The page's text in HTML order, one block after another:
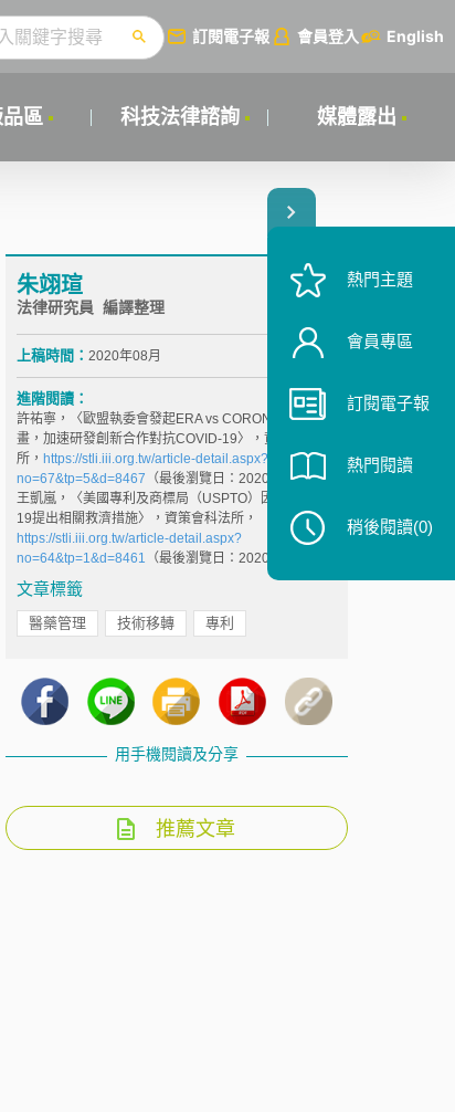
訂閱電子報 會員登入 English
區 科技法律諮詢 媒體露出
朱翊瑄
法律研究員 編譯整理
上稿時間： 2020年08月
進階閱讀：
許祐寧，〈歐盟執委會發起ERA vs CORONA行動計
畫，加速研發創新合作對抗COVID-19〉，資策會科法
所， https://stli.iii.org.tw/article-detail.aspx?
no=67&tp=5&d=8467 （最後瀏覽日：2020/7/28）。
王凱嵐，〈美國專利及商標局（USPTO）因應COVID-
19提出相關救濟措施〉，資策會科法所，
https://stli.iii.org.tw/article-detail.aspx?
no=64&tp=1&d=8461 （最後瀏覽日：2020/7/28）。
文章標籤
醫藥管理 技術移轉 專利
用手機閱讀及分享
推薦文章
熱門主題
會員專區
訂閱電子報
熱門閱讀
稍後閱讀(0)